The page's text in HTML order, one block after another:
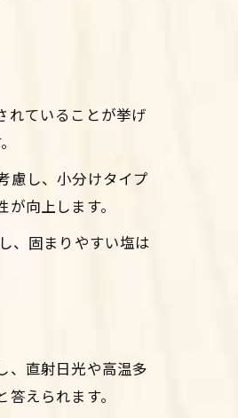
れていることが挙げ
慮し、小分けタイプ
向上します。
、固まりやすい塩は
、直射日光や高温多
えられます。